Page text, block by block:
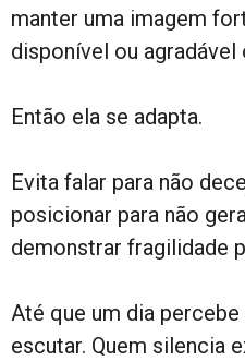
manter uma imagem
disponível ou
Então ela se adapta.
Evita falar para não
posicionar para não
demonstrar fragilidade
Até que um dia
escutar. Quem silencia